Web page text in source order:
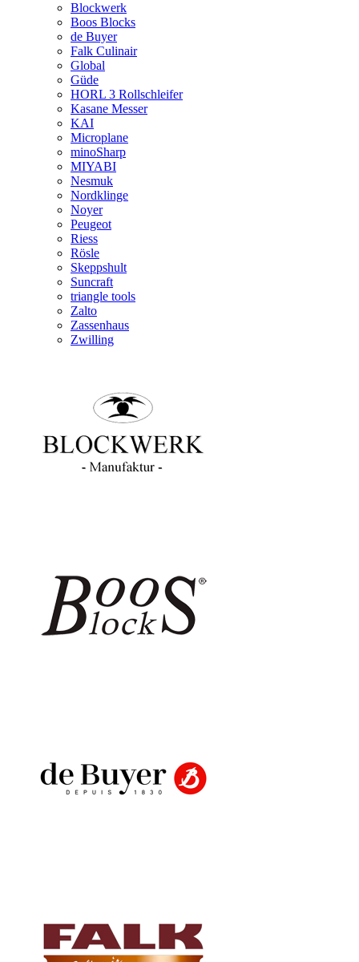
Blockwerk
Boos Blocks
de Buyer
Falk Culinair
Global
Güde
HORL 3 Rollschleifer
Kasane Messer
KAI
Microplane
minoSharp
MIYABI
Nesmuk
Nordklinge
Noyer
Peugeot
Riess
Rösle
Skeppshult
Suncraft
triangle tools
Zalto
Zassenhaus
Zwilling